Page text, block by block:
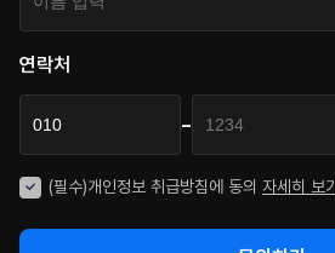
연락처
-
(필수)개인정보 취급방침에 동의 자세히 보기